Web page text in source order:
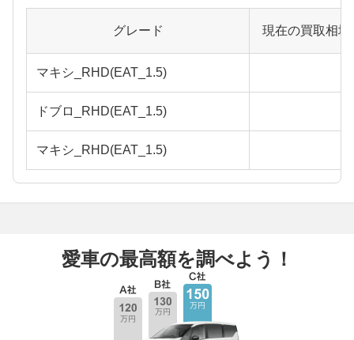
グレード 現在の買取相
マキシ_RHD(EAT_1.5)
ドブロ_RHD(EAT_1.5)
マキシ_RHD(EAT_1.5)
愛車の最高額を調べよう！